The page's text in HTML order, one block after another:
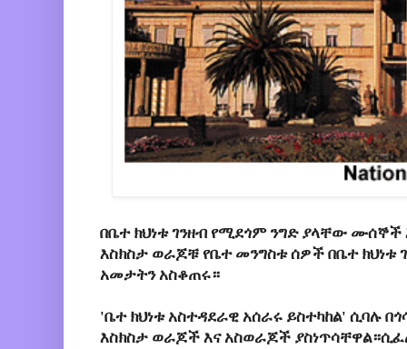
በቤተ ክህነቱ ገንዘብ የሚደጎም ንግድ ያላቸው
እስክስታ ወራጆቹ የቤተ መንግስቱ ሰዎች በቤተ ክህነቱ
አመታትን አስቆጠሩ።
'ቤተ ክህነቱ አስተዳደራዊ አሰራሩ ይስተካከል' ሲባሉ
እስክስታ ወራጆች እና አስወራጆች